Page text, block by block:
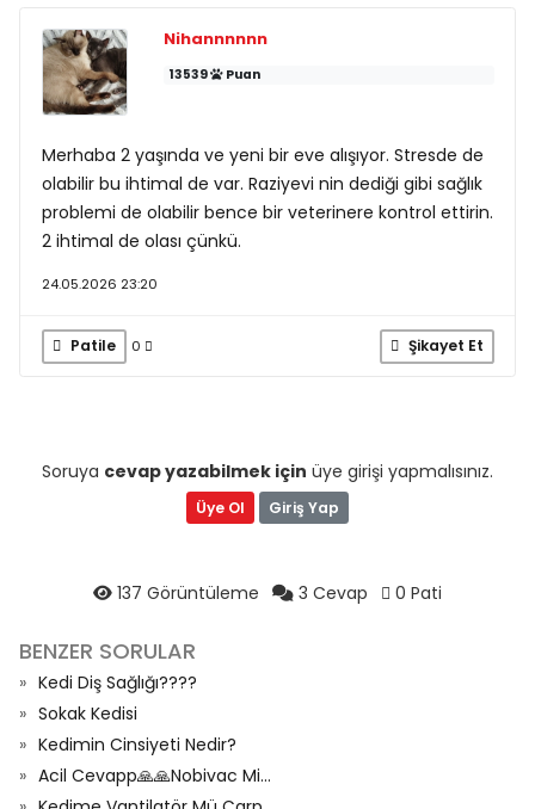
Nihannnnnn
13539 Puan
Merhaba 2 yaşında ve yeni bir eve alışıyor. Stresde de
olabilir bu ihtimal de var. Raziyevi nin dediği gibi sağlık
problemi de olabilir bence bir veterinere kontrol ettirin.
2 ihtimal de olası çünkü.
24.05.2026 23:20
Patile 0 Şikayet Et
Soruya cevap yazabilmek için üye girişi yapmalısınız.
Üye Ol Giriş Yap
137 Görüntüleme 3 Cevap 0 Pati
BENZER SORULAR
Kedi Diş Sağlığı????
Sokak Kedisi
Kedimin Cinsiyeti Nedir?
Acil Cevapp🙏🙏Nobivac Mi...